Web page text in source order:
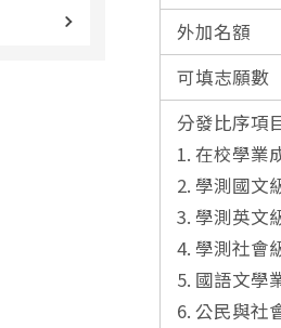
外加名額
可填志願數
分發比序項
1. 在校學業
2. 學測國文
3. 學測英文
4. 學測社會
5. 國語文學
6. 公民與社